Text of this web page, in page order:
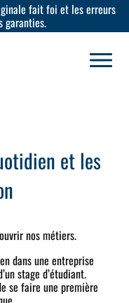
fait foi et les erreurs
garanties.
et les
nos métiers.
dans une entreprise
stage d’étudiant.
se faire une première